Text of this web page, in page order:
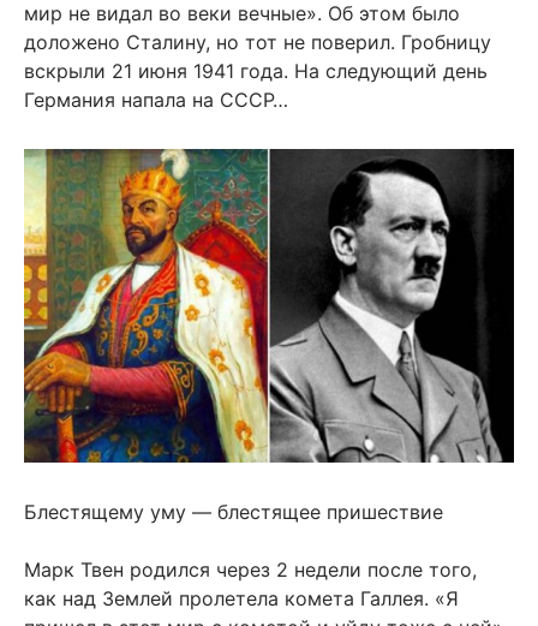
мир не видал во веки вечные». Об этом было
доложено Сталину, но тот не поверил. Гробницу
вскрыли 21 июня 1941 года. На следующий день
Германия напала на СССР…
Блестящему уму — блестящее пришествие
Марк Твен родился через 2 недели после того,
как над Землей пролетела комета Галлея. «Я